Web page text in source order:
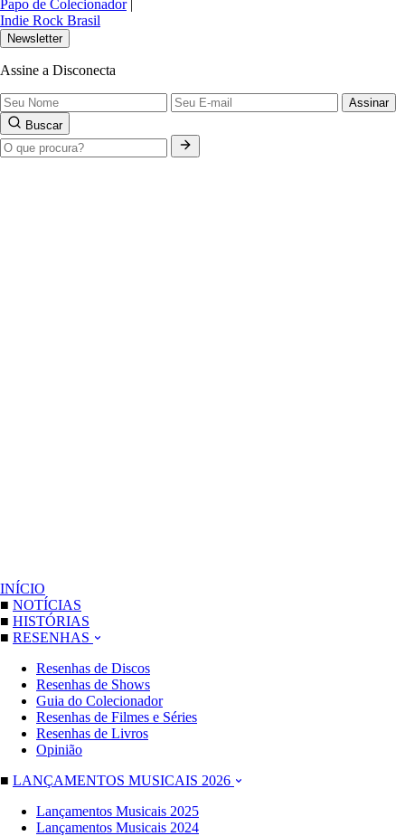
Papo de Colecionador |
Indie Rock Brasil
Newsletter
Assine a Disconecta
Assinar
Buscar
INÍCIO
■ NOTÍCIAS
■ HISTÓRIAS
■ RESENHAS
Resenhas de Discos
Resenhas de Shows
Guia do Colecionador
Resenhas de Filmes e Séries
Resenhas de Livros
Opinião
■ LANÇAMENTOS MUSICAIS 2026
Lançamentos Musicais 2025
Lançamentos Musicais 2024